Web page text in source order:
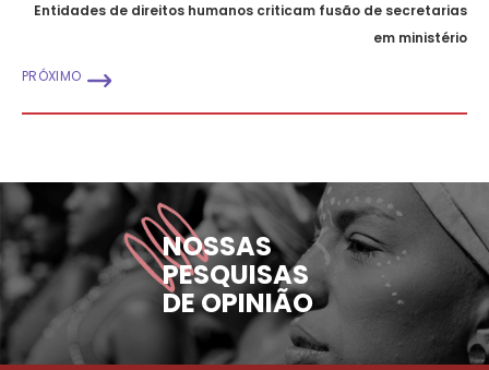
Entidades de direitos humanos criticam fusão de secretarias
em ministério
PRÓXIMO
NOSSAS
PESQUISAS
DE OPINIÃO